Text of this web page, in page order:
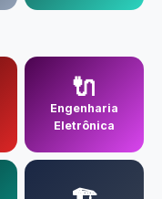
🔌
Engenharia
Eletrônica